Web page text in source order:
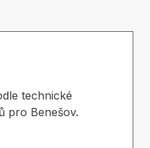
technické
pro Benešov.